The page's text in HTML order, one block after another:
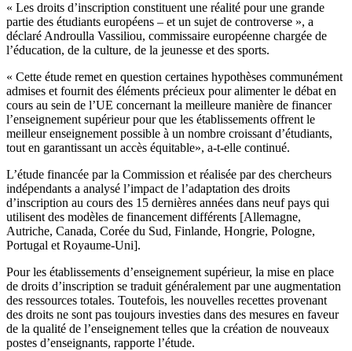
« Les droits d’inscription constituent une réalité pour une grande
partie des étudiants européens – et un sujet de controverse », a
déclaré Androulla Vassiliou, commissaire européenne chargée de
l’éducation, de la culture, de la jeunesse et des sports.
« Cette étude remet en question certaines hypothèses communément
admises et fournit des éléments précieux pour alimenter le débat en
cours au sein de l’UE concernant la meilleure manière de financer
l’enseignement supérieur pour que les établissements offrent le
meilleur enseignement possible à un nombre croissant d’étudiants,
tout en garantissant un accès équitable», a-t-elle continué.
L’étude financée par la Commission et réalisée par des chercheurs
indépendants a analysé l’impact de l’adaptation des droits
d’inscription au cours des 15 dernières années dans neuf pays qui
utilisent des modèles de financement différents [Allemagne,
Autriche, Canada, Corée du Sud, Finlande, Hongrie, Pologne,
Portugal et Royaume-Uni].
Pour les établissements d’enseignement supérieur, la mise en place
de droits d’inscription se traduit généralement par une augmentation
des ressources totales. Toutefois, les nouvelles recettes provenant
des droits ne sont pas toujours investies dans des mesures en faveur
de la qualité de l’enseignement telles que la création de nouveaux
postes d’enseignants, rapporte l’étude.